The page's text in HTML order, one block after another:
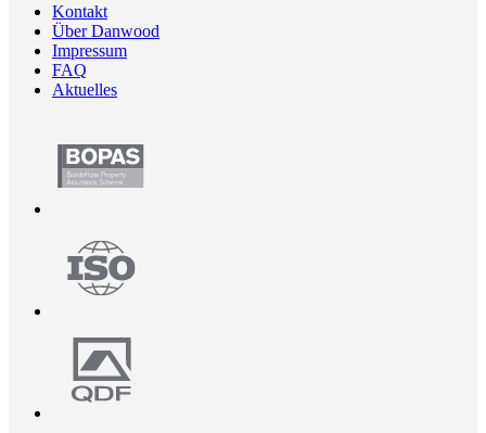
Kontakt
Über Danwood
Impressum
FAQ
Aktuelles